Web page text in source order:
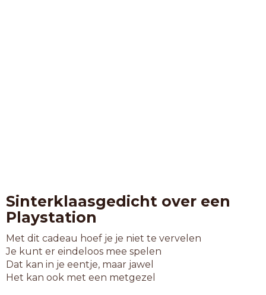
Sinterklaasgedicht over een
Playstation
Met dit cadeau hoef je je niet te vervelen
Je kunt er eindeloos mee spelen
Dat kan in je eentje, maar jawel
Het kan ook met een metgezel